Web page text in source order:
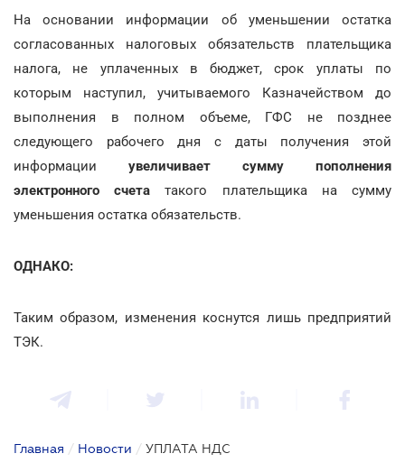
На основании информации об уменьшении остатка
согласованных налоговых обязательств плательщика
налога, не уплаченных в бюджет, срок уплаты по
которым наступил, учитываемого Казначейством до
выполнения в полном объеме, ГФС не позднее
следующего рабочего дня с даты получения этой
информации увеличивает сумму пополнения
электронного счета такого плательщика на сумму
уменьшения остатка обязательств.
ОДНАКО:
Таким образом, изменения коснутся лишь предприятий
ТЭК.
Главная / Новости / УПЛАТА НДС